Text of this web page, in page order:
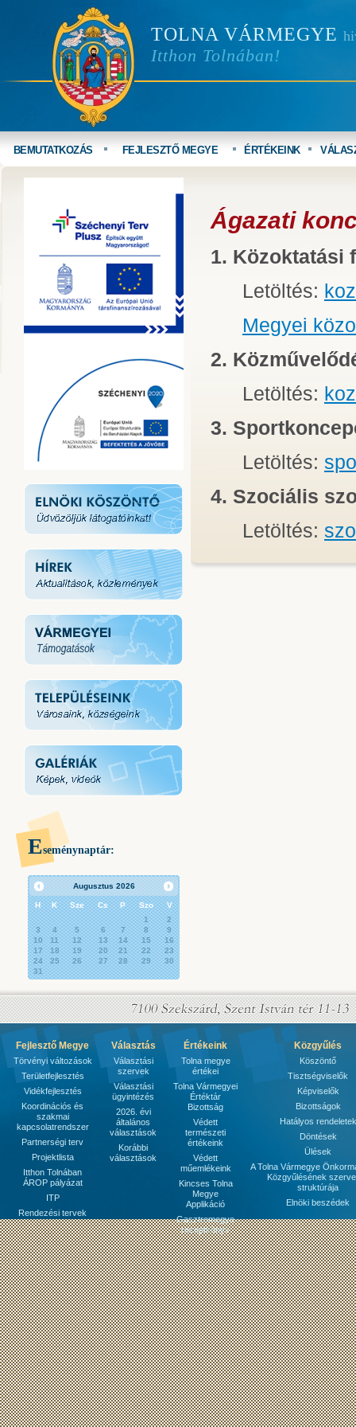
TOLNA VÁRMEGYE
Itthon Tolnában!
BEMUTATKOZÁS FEJLESZTŐ MEGYE ÉRTÉKEINK
Eseménynaptár:
Augusztus 2026
H K Sze Cs P Szo
V
1
2
3
4 5 6 7 8
9
10
11 12 13 14 15
16
17
18 19 20 21 22
23
24
25 26 27 28 29
30
31
Ágazati
1. Közoktatási
Letöltés:
Megyei
2.
Letöltés:
3.
Letöltés:
4. Szociális
Letöltés:
Fejlesztő Megye
Törvényi változások
Területfejlesztés
Vidékfejlesztés
Koordinációs és
szakmai
kapcsolatrendszer
Partnerségi terv
Projektlista
Itthon Tolnában
ÁROP pályázat
ITP
Rendezési tervek
Választás
Választási
szervek
Választási
ügyintézés
2026. évi
általános
választások
Korábbi
választások
Értékeink
Tolna megye
értékei
Tolna Vármegyei
Értéktár
Bizottság
Védett
természeti
értékeink
Védett
műemlékeink
Kincses Tolna
Megye
Applikáció
Gasztromegye
receptkönyv
Közgyűlés
Köszöntő
Tisztségviselők
Képviselők
Bizottságok
Hatályos rendeletek
Döntések
Ülések
A Tolna Vármegye
Közgyűlésének
struktúrája
Elnöki beszédek